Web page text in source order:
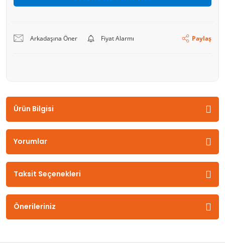
Arkadaşına Öner Fiyat Alarmı Paylaş
Ürün Bilgisi
Yorumlar
Taksit Seçenekleri
Önerileriniz